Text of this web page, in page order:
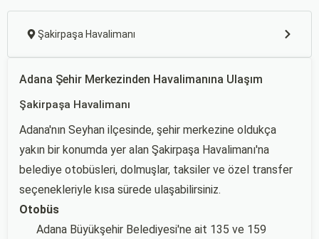
Şakirpaşa Havalimanı
Adana Şehir Merkezinden Havalimanına Ulaşım
Şakirpaşa Havalimanı
Adana'nın Seyhan ilçesinde, şehir merkezine oldukça
yakın bir konumda yer alan Şakirpaşa Havalimanı'na
belediye otobüsleri, dolmuşlar, taksiler ve özel transfer
seçenekleriyle kısa sürede ulaşabilirsiniz.
Otobüs
Adana Büyükşehir Belediyesi'ne ait 135 ve 159